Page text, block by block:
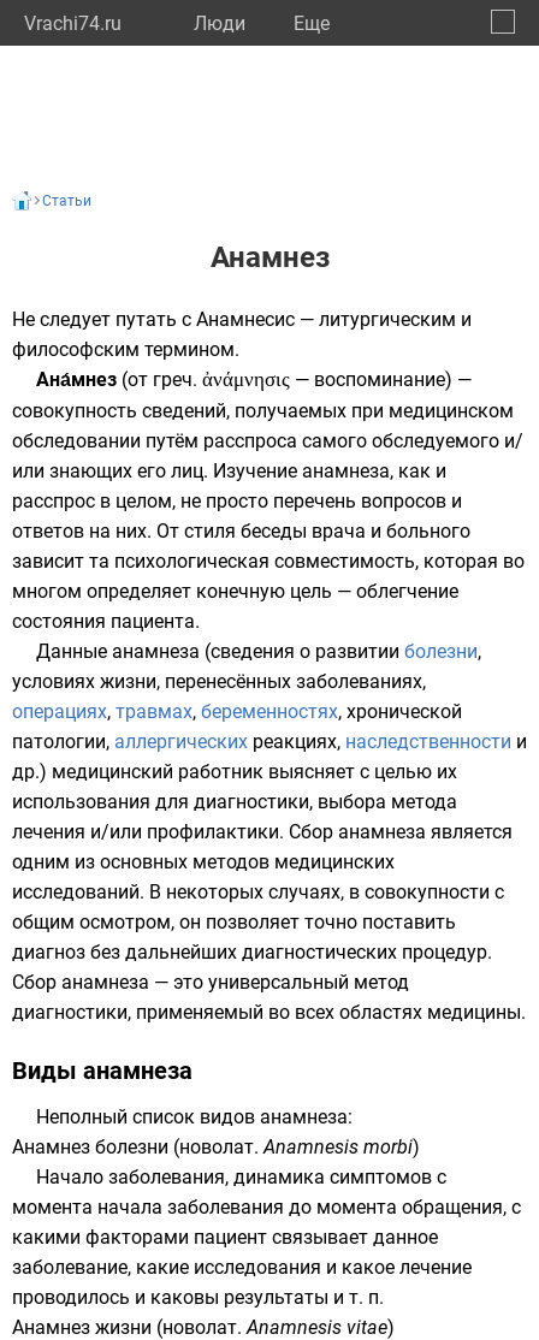
Vrachi74.ru Люди Eще
Статьи
Анамнез
Не следует путать с Анамнесис — литургическим и
философским термином.
Ана́мнез (от греч. ἀνάμνησις — воспоминание) —
совокупность сведений, получаемых при медицинском
обследовании путём расспроса самого обследуемого и/
или знающих его лиц. Изучение анамнеза, как и
расспрос в целом, не просто перечень вопросов и
ответов на них. От стиля беседы врача и больного
зависит та психологическая совместимость, которая во
многом определяет конечную цель — облегчение
состояния пациента.
Данные анамнеза (сведения о развитии болезни,
условиях жизни, перенесённых заболеваниях,
операциях, травмах, беременностях, хронической
патологии, аллергических реакциях, наследственности и
др.) медицинский работник выясняет с целью их
использования для диагностики, выбора метода
лечения и/или профилактики. Сбор анамнеза является
одним из основных методов медицинских
исследований. В некоторых случаях, в совокупности с
общим осмотром, он позволяет точно поставить
диагноз без дальнейших диагностических процедур.
Сбор анамнеза — это универсальный метод
диагностики, применяемый во всех областях медицины.
Виды анамнеза
Неполный список видов анамнеза:
Анамнез болезни (новолат. Anamnesis morbi)
Начало заболевания, динамика симптомов с
момента начала заболевания до момента обращения, с
какими факторами пациент связывает данное
заболевание, какие исследования и какое лечение
проводилось и каковы результаты и т. п.
Анамнез жизни (новолат. Anamnesis vitae)